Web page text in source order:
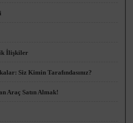
İlişkiler
Siz Kimin Tarafındasınız?
Araç Satın Almak!